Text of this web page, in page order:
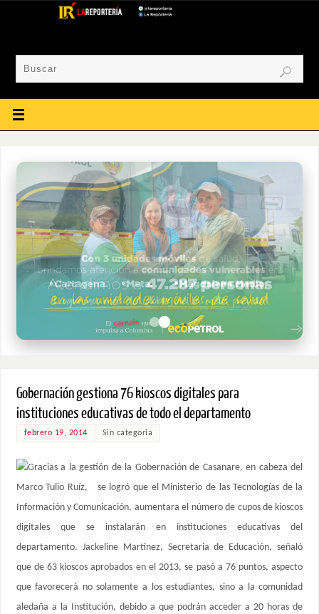
Gobernación gestiona 76 kioscos digitales para
instituciones educativas de todo el departamento
febrero 19, 2014 Sin categoría
Gracias a la gestión de la Gobernación de Casanare, en cabeza del
Marco Tulio Ruíz, se logró que el Ministerio de las Tecnologías de la
Información y Comunicación, aumentara el número de cupos de kioscos
digitales que se instalarán en instituciones educativas del
departamento. Jackeline Martínez, Secretaria de Educación, señaló
que de 63 kioscos aprobados en el 2013, se pasó a 76 puntos, aspecto
que favorecerá no solamente a los estudiantes, sino a la comunidad
aledaña a la Institución, debido a que podrán acceder a 20 horas de